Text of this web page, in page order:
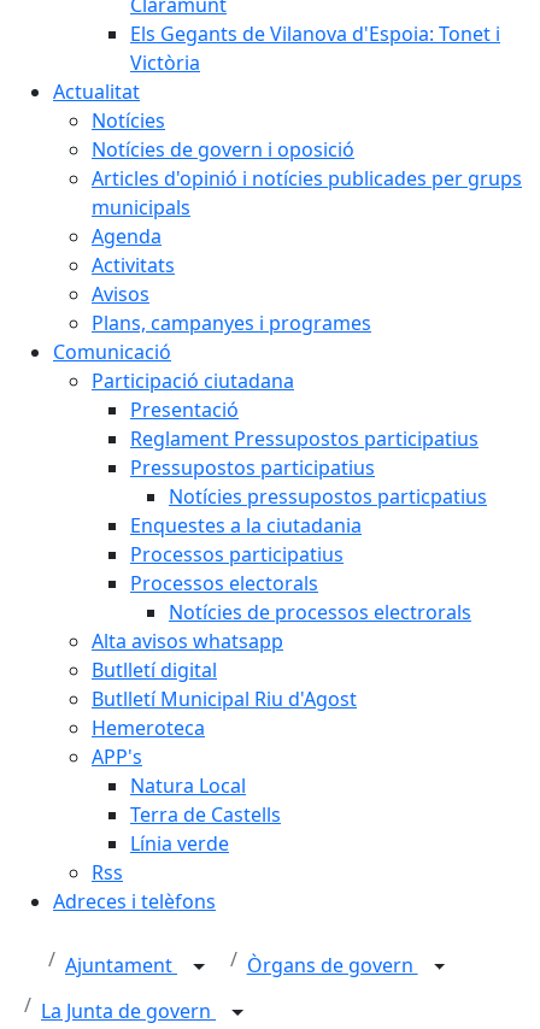
Els Gegants de Vilanova d'Espoia: Tonet i
Victòria
Actualitat
Notícies
Notícies de govern i oposició
Articles d'opinió i notícies publicades per grups
municipals
Agenda
Activitats
Avisos
Plans, campanyes i programes
Comunicació
Participació ciutadana
Presentació
Reglament Pressupostos participatius
Pressupostos participatius
Notícies pressupostos particpatius
Enquestes a la ciutadania
Processos participatius
Processos electorals
Notícies de processos electrorals
Alta avisos whatsapp
Butlletí digital
Butlletí Municipal Riu d'Agost
Hemeroteca
APP's
Natura Local
Terra de Castells
Línia verde
Rss
Adreces i telèfons
Ajuntament
Òrgans de govern
La Junta de govern